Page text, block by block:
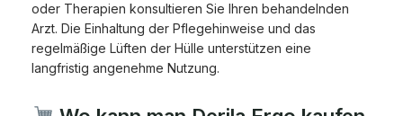
oder Therapien konsultieren Sie Ihren behandelnden
Arzt. Die Einhaltung der Pflegehinweise und das
regelmäßige Lüften der Hülle unterstützen eine
langfristig angenehme Nutzung.